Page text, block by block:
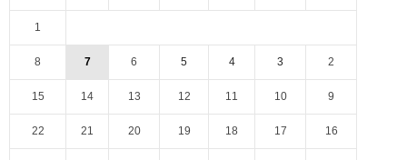
1
2
3
4
5
6
7
8
9
10
11
12
13
14
15
16
17
18
19
20
21
22